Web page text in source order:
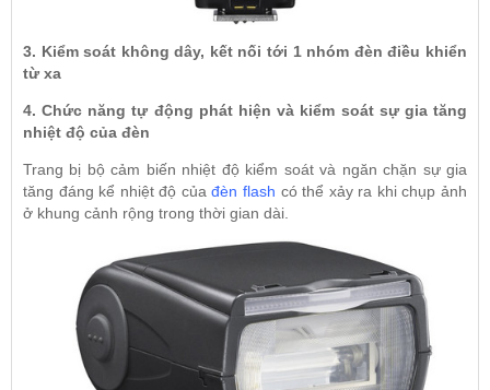
3. Kiểm soát không dây, kết nối tới 1 nhóm đèn điều khiển
từ xa
4. Chức năng tự động phát hiện và kiểm soát sự gia tăng
nhiệt độ của đèn
Trang bị bộ cảm biến nhiệt độ kiểm soát và ngăn chặn sự gia
tăng đáng kể nhiệt độ củađèn flash có thể xảy ra khi chụp ảnh
ở khung cảnh rộng trong thời gian dài.